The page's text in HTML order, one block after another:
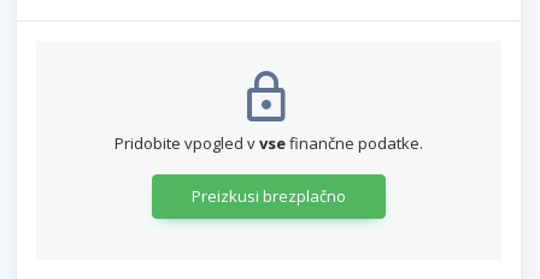
Pridobite vpogled vvsefinančne podatke.
Preizkusi brezplačno